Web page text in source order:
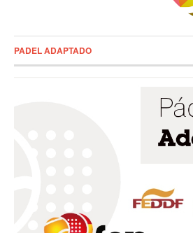
PADEL ADAPTADO